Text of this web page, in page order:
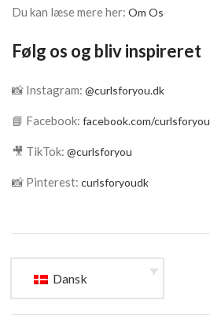
Du kan læse mere her: Om Os
Følg os og bliv inspireret
📸 Instagram: @curlsforyou.dk
📘 Facebook: facebook.com/curlsforyou
🎥 TikTok: @curlsforyou
📸 Pinterest: curlsforyoudk
Dansk